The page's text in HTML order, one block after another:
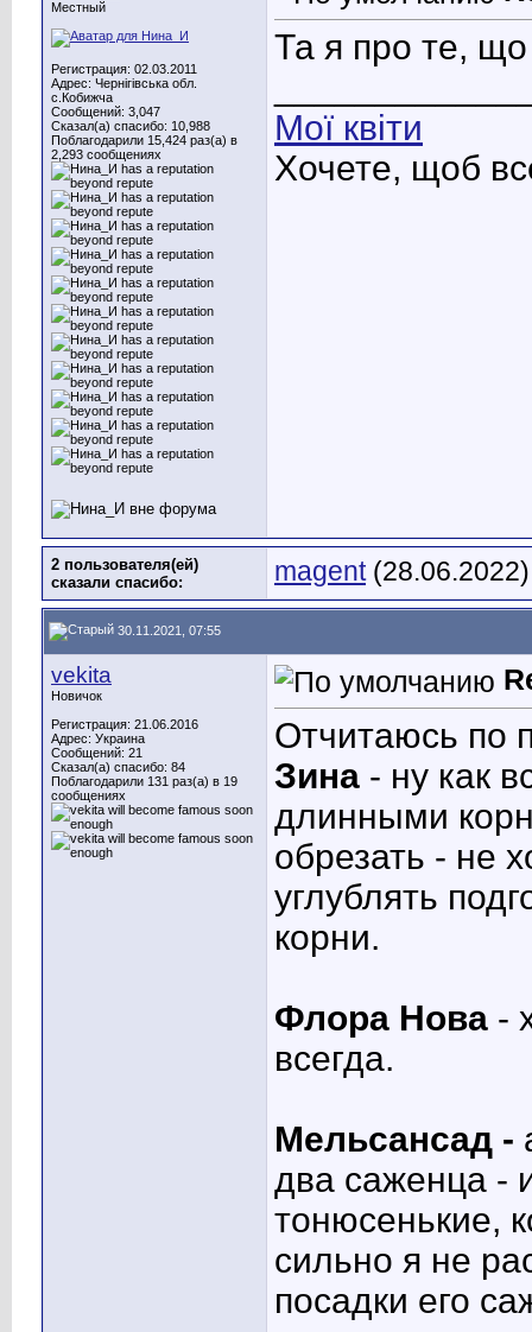
Местный
Регистрация: 02.03.2011
Адрес: Чернігівська обл.
с.Кобижча
Сообщений: 3,047
Сказал(а) спасибо: 10,988
Поблагодарили 15,424 раз(а) в
2,293 сообщениях
Та я про те,
Мої квіти
Хочете, щоб
2 пользователя(ей)
сказали cпасибо:
magent
30.11.2021, 07:55
vekita
Новичок
Регистрация: 21.06.2016
Адрес: Украина
Сообщений: 21
Сказал(а) спасибо: 84
Поблагодарили 131 раз(а) в 19
сообщениях
Отчитаюсь по
Зина - ну как
длинными
обрезать - не
углублять
корни.
Флора Нова -
всегда.
Мельсансад -
два саженца -
тонюсенькие,
сильно я не
посадки его